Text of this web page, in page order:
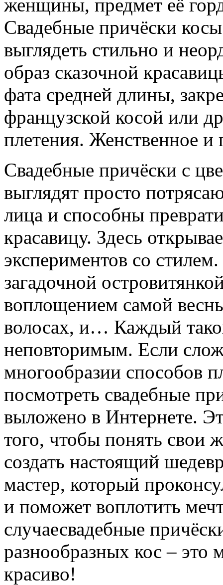
женщины, предмет её
Свадебные причёски
выглядеть стильно и
образ сказочной
фата средней длины,
французской косой или
плетения. Женственное и
Свадебные причёски с
выглядят просто
лица и способны
красавицу. Здесь
экспериментов со
загадочной
воплощением самой
волосах, и… Каждый
неповторимым. Если
многообразии способов
посмотреть свадебные
выложено в Интернете.
того, чтобы понять свои
создать настоящий
мастер, который
и поможет воплотить
случаесвадебные
разнообразных кос – это
красиво!